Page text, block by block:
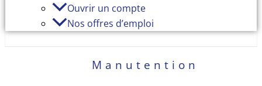
Ouvrir un compte
Nos offres d’emploi
Manutention